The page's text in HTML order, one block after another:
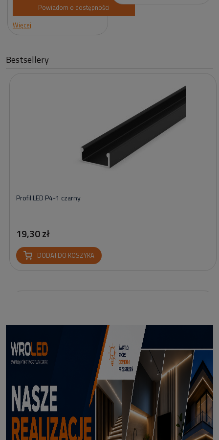
Powiadom o dostępności
Więcej
Bestsellery
Profil LED P4-1 czarny
19,30 zł
DODAJ DO KOSZYKA
Profil led podtynkowy GK18-3 czarny 3m